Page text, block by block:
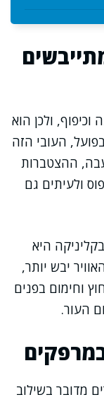
ולכן הוא
העובי הזה
ההצטברות
ולעיתים גם
היא
יבש יותר,
וחימום בפנים
העור.
מדובר בשילוב